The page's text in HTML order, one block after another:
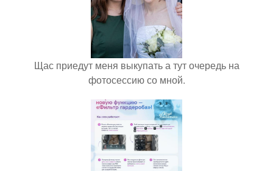
Щас приедут меня выкупать а тут очередь на
фотосессию со мной.